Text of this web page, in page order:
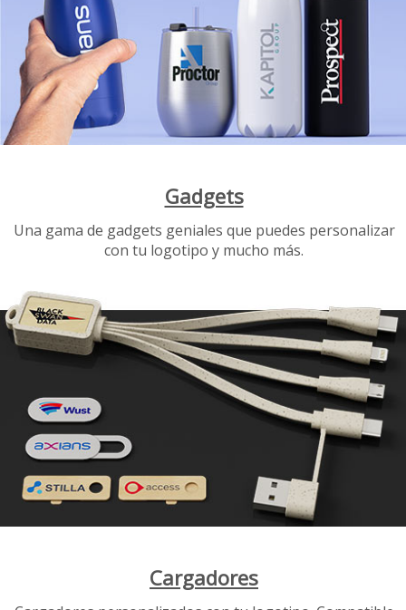
Gadgets
Una gama de gadgets geniales que puedes personalizar
con tu logotipo y mucho más.
Cargadores